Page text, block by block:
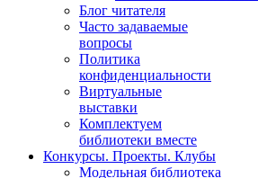
Блог читателя
Часто задаваемые
вопросы
Политика
конфиденциальности
Виртуальные
выставки
Комплектуем
библиотеки вместе
Конкурсы. Проекты. Клубы
Модельная библиотека